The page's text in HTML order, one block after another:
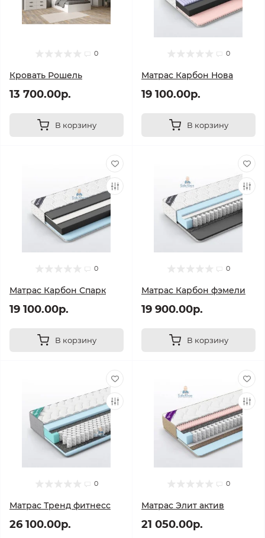
0
Кровать Рошель
13 700.00р.
В корзину
0
Матрас Карбон Нова
19 100.00р.
В корзину
0
Матрас Карбон Спарк
19 100.00р.
В корзину
0
Матрас Карбон фэмели
19 900.00р.
В корзину
0
Матрас Тренд фитнесс
26 100.00р.
0
Матрас Элит актив
21 050.00р.